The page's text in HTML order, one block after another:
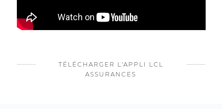
TÉLÉCHARGER L'APPLI LCL
ASSURANCES